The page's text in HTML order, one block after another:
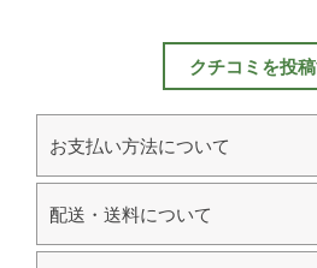
クチコミを投
お支払い方法について
配送・送料について